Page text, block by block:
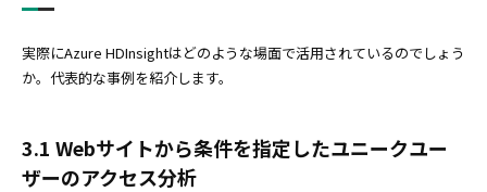
実際にAzure HDInsightはどのような場面で活用されているのでしょう
か。代表的な事例を紹介します。
3.1 Webサイトから条件を指定したユニークユー
ザーのアクセス分析